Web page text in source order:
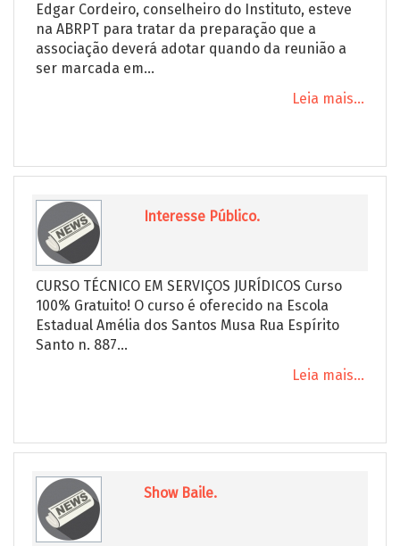
Edgar Cordeiro, conselheiro do Instituto, esteve
na ABRPT para tratar da preparação que a
associação deverá adotar quando da reunião a
ser marcada em...
Leia mais...
Interesse Público.
CURSO TÉCNICO EM SERVIÇOS JURÍDICOS Curso
100% Gratuito! O curso é oferecido na Escola
Estadual Amélia dos Santos Musa Rua Espírito
Santo n. 887...
Leia mais...
Show Baile.